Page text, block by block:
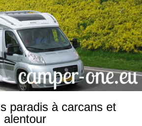
paradis à carcans et
alentour